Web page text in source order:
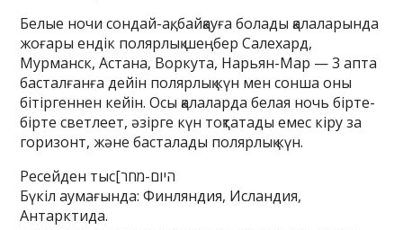
Белые ночи сондай-ақ, байқауға болады қалаларында
жоғары ендік полярлық шеңбер Салехард,
Мурманск, Астана, Воркута, Нарьян-Мар — 3 апта
басталғанға дейін полярлық күн мен сонша оны
бітіргеннен кейін. Осы қалаларда белая ночь бірте-
бірте светлеет, әзірге күн тоқтатады емес кіру за
горизонт, және басталады полярлық күн.
Ресейден тыс[היום-מחר
Бүкіл аумағында: Финляндия, Исландия,
Антарктида.